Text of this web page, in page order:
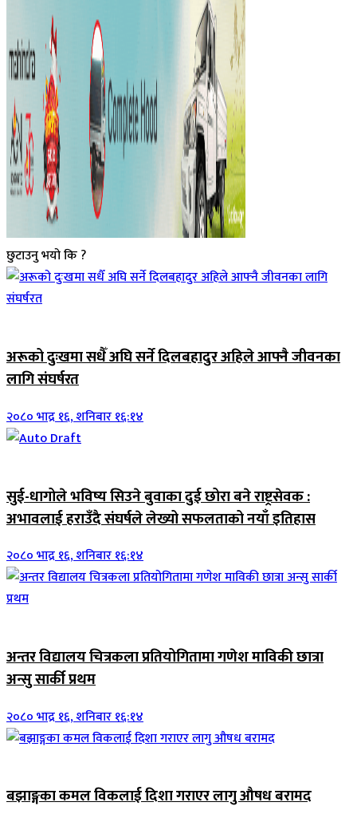
छुटाउनु भयो कि ?
अरूको दुःखमा सधैँ अघि सर्ने दिलबहादुर अहिले आफ्नै जीवनका
लागि संघर्षरत
२०८० भाद्र १६, शनिबार १६:१४
सुई-धागोले भविष्य सिउने बुवाका दुई छोरा बने राष्ट्रसेवक :
अभावलाई हराउँदै संघर्षले लेख्यो सफलताको नयाँ इतिहास
२०८० भाद्र १६, शनिबार १६:१४
अन्तर विद्यालय चित्रकला प्रतियोगितामा गणेश माविकी छात्रा
अन्सु सार्की प्रथम
२०८० भाद्र १६, शनिबार १६:१४
बझाङ्गका कमल विकलाई दिशा गराएर लागु औषध बरामद